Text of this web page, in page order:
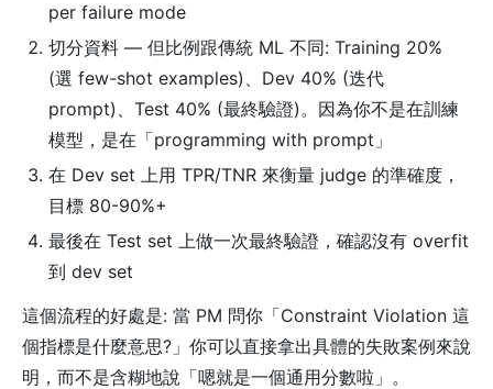
per failure mode
切分資料 — 但比例跟傳統 ML 不同: Training 20%
(選 few-shot examples)、Dev 40% (迭代
prompt)、Test 40% (最終驗證)。因為你不是在訓練
模型，是在「programming with prompt」
在 Dev set 上用 TPR/TNR 來衡量 judge 的準確度，
目標 80-90%+
最後在 Test set 上做一次最終驗證，確認沒有 overfit
到 dev set
這個流程的好處是: 當 PM 問你「Constraint Violation 這
個指標是什麼意思?」你可以直接拿出具體的失敗案例來說
明，而不是含糊地說「嗯就是一個通用分數啦」。